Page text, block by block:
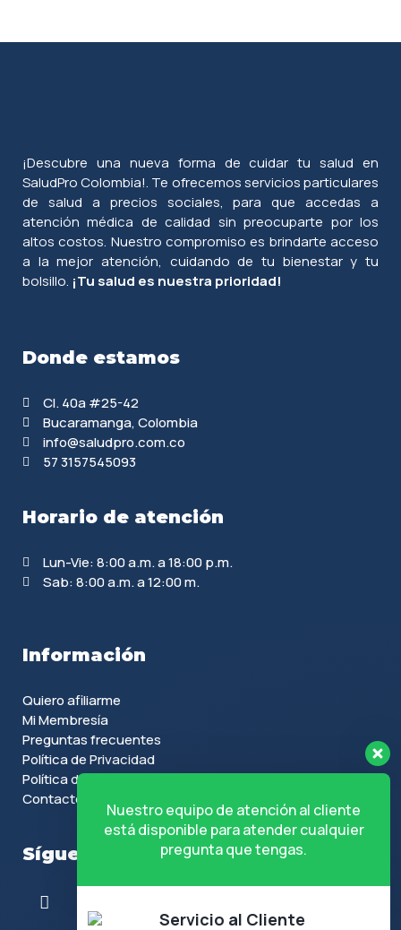
¡Descubre una nueva forma de cuidar tu salud en
SaludPro Colombia!. Te ofrecemos servicios particulares
de salud a precios sociales, para que accedas a
atención médica de calidad sin preocuparte por los
altos costos. Nuestro compromiso es brindarte acceso
a la mejor atención, cuidando de tu bienestar y tu
bolsillo. ¡Tu salud es nuestra prioridad!
Donde estamos
Cl. 40a #25-42
Bucaramanga, Colombia
info@saludpro.com.co
57 3157545093
Horario de atención
Lun-Vie: 8:00 a.m. a 18:00 p.m.
Sab: 8:00 a.m. a 12:00 m.
Información
Quiero afiliarme
Mi Membresía
Preguntas frecuentes
Política de Privacidad
Política de Cookies
Contacto
Síguenos en
Nuestro equipo de atención al cliente
está disponible para atender cualquier
pregunta que tengas.
Servicio al Cliente